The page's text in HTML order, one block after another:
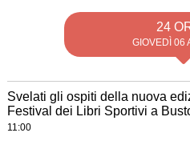
24
GIOVEDÌ 06
Svelati gli ospiti della nuova
Festival dei Libri Sportivi a
11:00